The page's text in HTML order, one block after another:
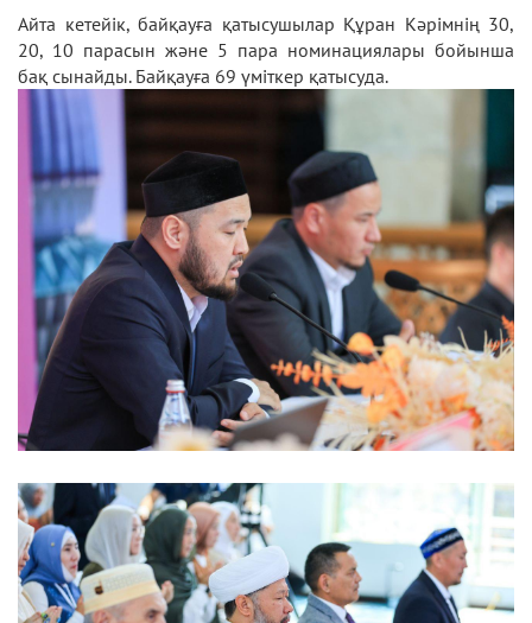
Айта кетейік, байқауға қатысушылар Құран Кәрімнің 30,
20, 10 парасын және 5 пара номинациялары бойынша
бақ сынайды. Байқауға 69 үміткер қатысуда.